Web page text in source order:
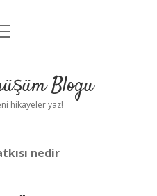
Blogu
hikayeler yaz!
nedir